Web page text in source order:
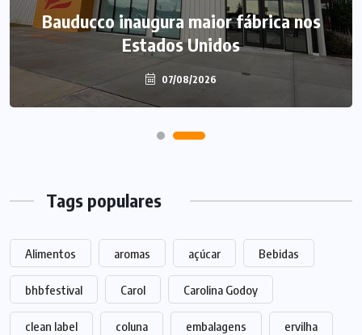
Bauducco inaugura maior fábrica nos
Estados Unidos
07/08/2026
Mercado de marmitas atrai Seara, iFood
e grandes empresas
07/08/2026
Tags populares
Alimentos aromas açúcar Bebidas
bhbfestival Carol Carolina Godoy
clean label coluna embalagens ervilha